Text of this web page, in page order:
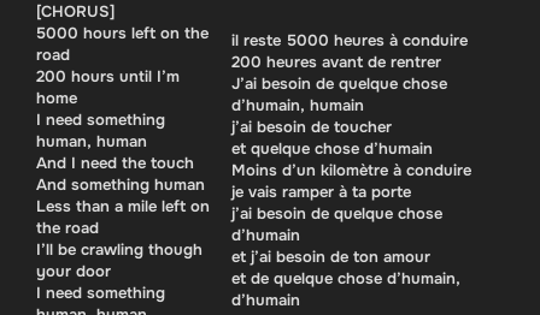
[CHORUS]
5000 hours left on the
road
200 hours until I’m
home
I need something
human, human
And I need the touch
And something human
Less than a mile left on
the road
I’ll be crawling though
your door
I need something
il reste 5000 heures à conduire
200 heures avant de rentrer
J’ai besoin de quelque chose
d’humain, humain
j’ai besoin de toucher
et quelque chose d’humain
Moins d’un kilomètre à conduire
je vais ramper à ta porte
j’ai besoin de quelque chose
d’humain
et j’ai besoin de ton amour
et de quelque chose d’humain,
d’humain